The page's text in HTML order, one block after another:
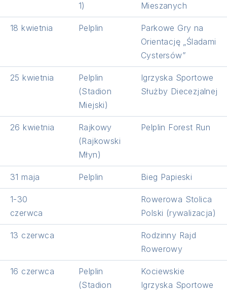
1)
Mieszanych
18 kwietnia Pelplin
Parkowe Gry na
Orientację „Śladami
Cystersów”
25 kwietnia
Pelplin
(Stadion
Miejski)
Igrzyska Sportowe
Służby Diecezjalnej
26 kwietnia
Rajkowy
(Rajkowski
Młyn)
Pelplin Forest Run
31 maja Pelplin Bieg Papieski
1-30
czerwca
Rowerowa Stolica
Polski (rywalizacja)
13 czerwca
Rodzinny Rajd
Rowerowy
16 czerwca
Pelplin
(Stadion
Kociewskie
Igrzyska Sportowe
POPRZEDNI